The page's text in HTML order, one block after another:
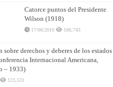
Catorce puntos del Presidente
Wilson (1918)
17/06/2010 166,743
sobre derechos y deberes de los estados
Internacional Americana,
– 1933)
123,531